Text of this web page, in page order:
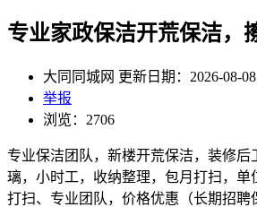
专业家政保洁开荒保洁，
大同同城网 更新日期：2026-08-08
举报
浏览：2706
专业保洁团队，新楼开荒保洁，装修后
璃，小时工，收纳整理，包月打扫，单
打扫、专业团队，价格优惠（长期招聘